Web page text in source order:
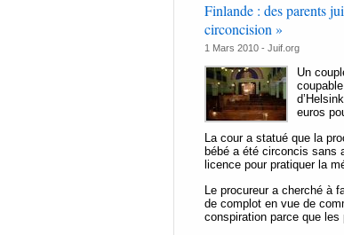
Finlande : des parents
circoncision »
1 Mars 2010 - Juif.org
Un
euros
La cour a statué que la
bébé a été circoncis sans
licence pour pratiquer la
Le procureur a cherché à
de complot en vue de
conspiration parce que les